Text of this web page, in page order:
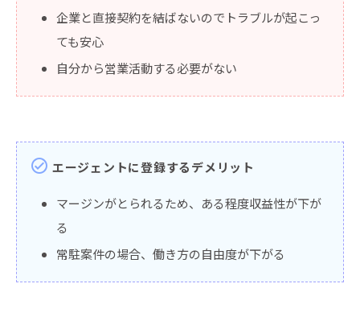
企業と直接契約を結ばないのでトラブルが起こっ
ても安心
自分から営業活動する必要がない
check_circle エージェントに登録するデメリット
マージンがとられるため、ある程度収益性が下が
る
常駐案件の場合、働き方の自由度が下がる